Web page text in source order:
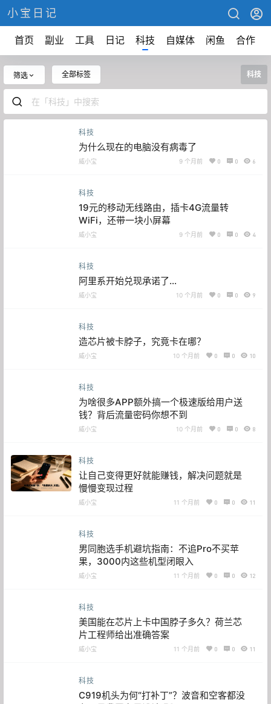
小宝日记
首页 副业 工具 日记 科技 自媒体 闲鱼 合作
筛选 全部标签 科技
科技
为什么现在的电脑没有病毒了
威小宝 9 个月前 0 0 6
科技
19元的移动无线路由，插卡4G流量转
WiFi，还带一块小屏幕
威小宝 9 个月前 0 0 4
科技
阿里系开始兑现承诺了…
威小宝 10 个月前 0 0 9
科技
造芯片被卡脖子，究竟卡在哪？
威小宝 10 个月前 0 0 10
科技
为啥很多APP额外搞一个极速版给用户送
钱？背后流量密码你想不到
威小宝 10 个月前 0 0 8
科技
让自己变得更好就能赚钱，解决问题就是
慢慢变现过程
威小宝 11 个月前 0 0 11
科技
男同胞选手机避坑指南：不追Pro不买苹
果，3000内这些机型闭眼入
威小宝 11 个月前 0 0 12
科技
美国能在芯片上卡中国脖子多久？荷兰芯
片工程师给出准确答案
威小宝 11 个月前 0 0 11
科技
C919机头为何“打补丁”？波音和空客都没